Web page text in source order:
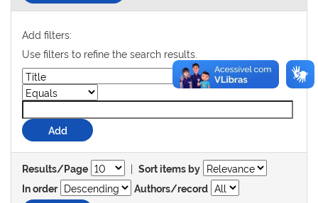
Add filters:
Use filters to refine the search results.
Results/Page | Sort items by
In order
Authors/record